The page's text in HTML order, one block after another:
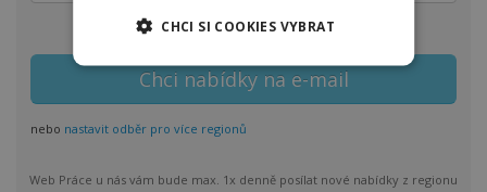
Zasílání lze kdykoliv upravit nebo jednoduše zrušit
nebo nastavit odběr pro více regionů
Web Práce u nás vám bude max. 1x denně posílat nové nabídky z regionu
CHCI SI COOKIES VYBRAT